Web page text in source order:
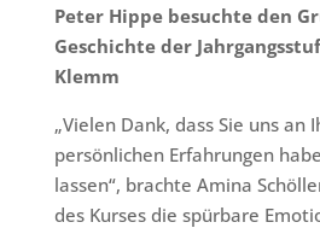
Peter Hippe besuchte den
Geschichte der
Klemm
„Vielen Dank, dass Sie uns an
persönlichen Erfahrungen
lassen“, brachte Amina
des Kurses die spürbare